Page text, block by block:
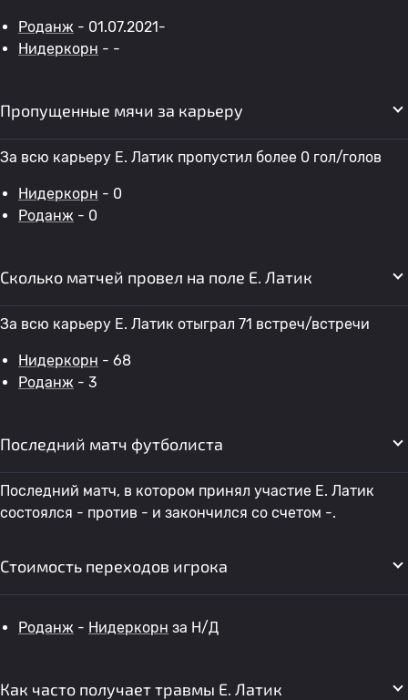
Роданж - 01.07.2021-
Нидеркорн - -
Пропущенные мячи за карьеру
За всю карьеру E. Латик пропустил более 0 гол/голов
Нидеркорн - 0
Роданж - 0
Сколько матчей провел на поле E. Латик
За всю карьеру E. Латик отыграл 71 встреч/встречи
Нидеркорн - 68
Роданж - 3
Последний матч футболиста
Последний матч, в котором принял участие E. Латик
состоялся - против - и закончился со счетом -.
Стоимость переходов игрока
Роданж - Нидеркорн за Н/Д
Как часто получает травмы E. Латик